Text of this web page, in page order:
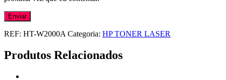
REF: HT-W2000A Categoria: HP TONER LASER
Produtos Relacionados